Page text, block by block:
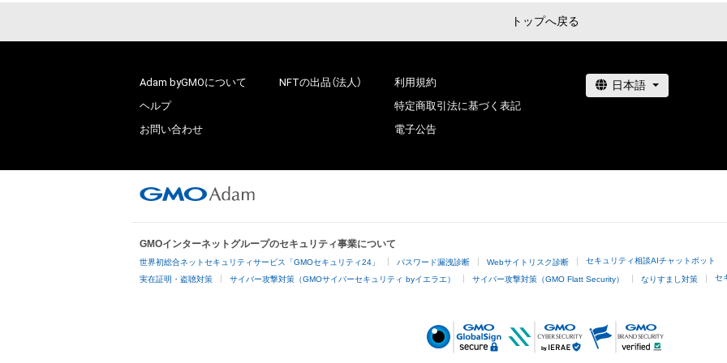
トップへ戻る
Adam byGMOについて
ヘルプ
お問い合わせ
NFTの出品（法人）
利用規約
特定商取引法に基づく表記
電子公告
GMOインターネットグループのセキュリティ事業について
世界初総合ネットセキュリティサービス「GMOセキュリティ24」 パスワード漏洩診断 Webサイトリスク診断 セキュリティ相談AIチャットボット
実在証明・盗聴対策 サイバー攻撃対策（GMOサイバーセキュリティ byイエラエ） サイバー攻撃対策（GMO Flatt Security） なりすまし対策 セ